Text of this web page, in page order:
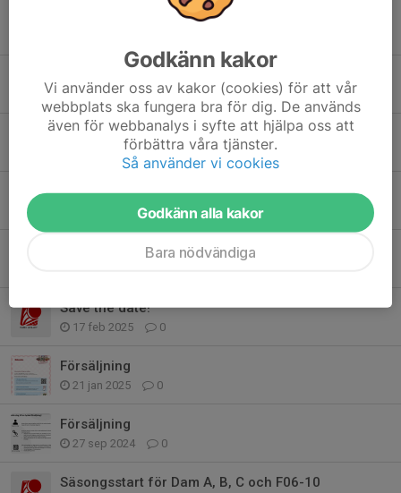
30 mar, 12:08 0
Seger på VSS i Habo
3 nov 2025 0
Dubbla segrar för Dam C
0
Seriepremiär för Dam C
Save the date!
17 feb 2025 0
Försäljning
21 jan 2025 0
Försäljning
27 sep 2024 0
Säsongsstart för Dam A, B, C och F06-10
Godkänn kakor
Vi använder oss av kakor (cookies) för att vår
webbplats ska fungera bra för dig. De används
även för webbanalys i syfte att hjälpa oss att
förbättra våra tjänster.
Så använder vi cookies
Godkänn alla kakor
Bara nödvändiga